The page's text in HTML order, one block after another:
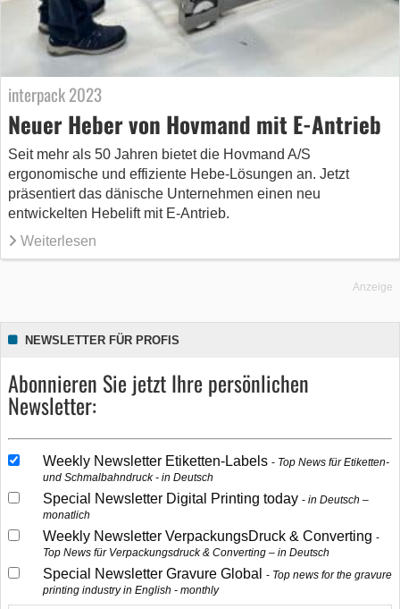
interpack 2023
Neuer Heber von Hovmand mit E-Antrieb
Seit mehr als 50 Jahren bietet die Hovmand A/S
ergonomische und effiziente Hebe-Lösungen an. Jetzt
präsentiert das dänische Unternehmen einen neu
entwickelten Hebelift mit E-Antrieb.
Weiterlesen
Anzeige
NEWSLETTER FÜR PROFIS
Abonnieren Sie jetzt Ihre persönlichen
Newsletter:
Weekly Newsletter Etiketten-Labels
Top News für Etiketten-
und Schmalbahndruck - in Deutsch
Special Newsletter Digital Printing today
in Deutsch –
monatlich
Weekly Newsletter VerpackungsDruck & Converting
Top News für Verpackungsdruck & Converting – in Deutsch
Special Newsletter Gravure Global
Top news for the gravure
printing industry in English - monthly